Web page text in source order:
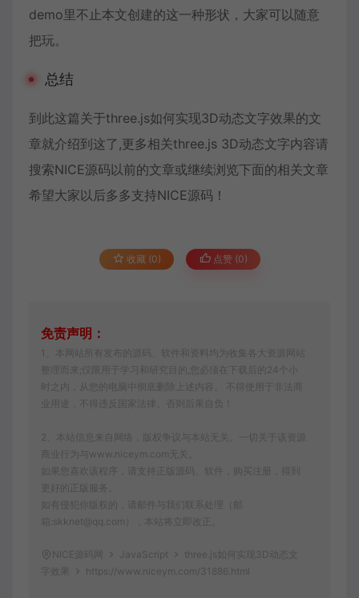
demo里不止本文创建的这一种形状，大家可以随意
把玩。
总结
到此这篇关于three.js如何实现3D动态文字效果的文
章就介绍到这了,更多相关three.js 3D动态文字内容请
搜索NICE源码以前的文章或继续浏览下面的相关文章
希望大家以后多多支持NICE源码！
收藏 (0) 点赞 (0)
免责声明：
1、本网站所有发布的源码、软件和资料均为收集各大资源网站
整理而来;仅限用于学习和研究目的,您必须在下载后的24个小
时之内，从您的电脑中彻底删除上述内容。 不得使用于非法商
业用途，不得违反国家法律。否则后果自负！
2、本站信息来自网络，版权争议与本站无关。一切关于该资源
商业行为与www.niceym.com无关。
如果您喜欢该程序，请支持正版源码、软件，购买注册，得到
更好的正版服务。
如有侵犯你版权的，请邮件与我们联系处理（邮
箱:skknet@qq.com），本站将立即改正。
NICE源码网 JavaScript
three.js如何实现3D动态文
字效果
https://www.niceym.com/31886.html